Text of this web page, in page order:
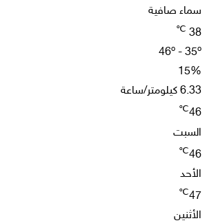
سماء صافية
38
℃
46º - 35º
15%
6.33 كيلومتر/ساعة
46
℃
السبت
46
℃
الأحد
47
℃
الأثنين